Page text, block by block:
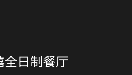
全日制餐厅